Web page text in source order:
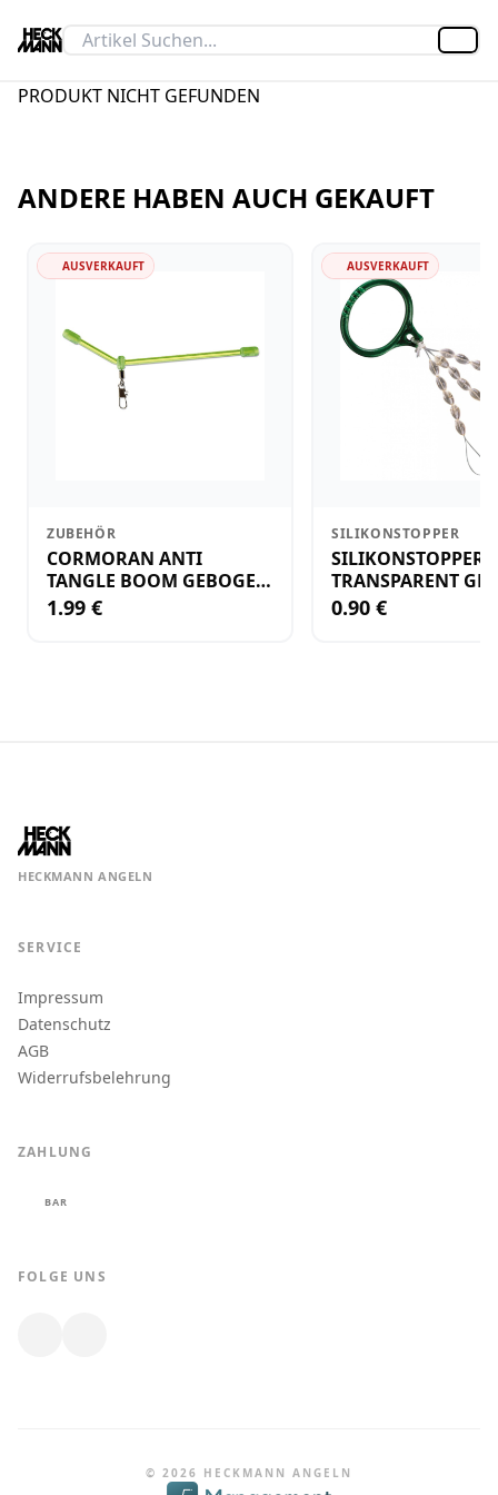
PRODUKT NICHT GEFUNDEN
ANDERE HABEN AUCH GEKAUFT
AUSVERKAUFT
ZUBEHÖR
CORMORAN ANTI
TANGLE BOOM GEBOGEN
12CM M.WIRBEL(PLASTIK)
1.99 €
AUSVERKAUFT
SILIKONSTOPPER
SILIKONSTOPPER
TRANSPARENT
KLEIN
0.90 €
HECKMANN ANGELN
SERVICE
Impressum
Datenschutz
AGB
Widerrufsbelehrung
ZAHLUNG
BAR
FOLGE UNS
© 2026 HECKMANN ANGELN